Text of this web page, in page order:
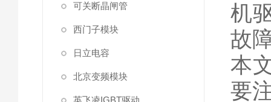
可关断晶闸管
西门子模块
日立电容
北京变频模块
英飞凌IGBT驱动
机
故
本
要